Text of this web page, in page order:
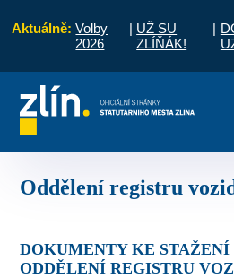
Aktuálně: Volby
2026
| UŽ SU
ZLÍŇÁK!
|
vyřídit Potřebuji
Oddělení registru
DOKUMENTY KE STAŽENÍ ZE SLOŽKY
ODDĚLENÍ REGISTRU